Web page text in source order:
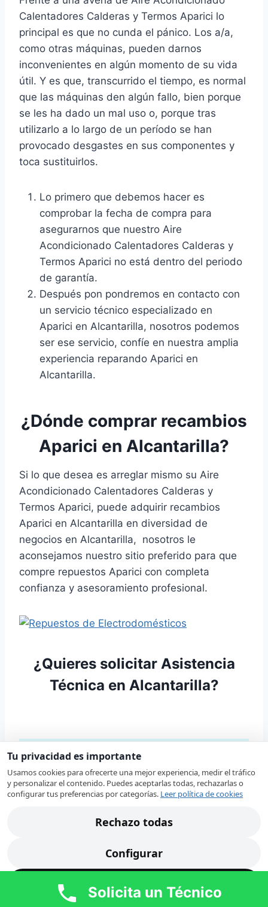
Calentadores Calderas y Termos Aparici lo
principal es que no cunda el pánico. Los a/a,
como otras máquinas, pueden darnos
inconvenientes en algún momento de su vida
útil. Y es que, transcurrido el tiempo, es normal
que las máquinas den algún fallo, bien porque
se les ha dado un mal uso o, porque tras
utilizarlo a lo largo de un período se han
provocado desgastes en sus componentes y
toca sustituirlos.
Lo primero que debemos hacer es
comprobar la fecha de compra para
asegurarnos que nuestro Aire
Acondicionado Calentadores Calderas y
Termos Aparici no está dentro del periodo
de garantía.
Después pon pondremos en contacto con
un servicio técnico especializado en
Aparici en Alcantarilla, nosotros podemos
ser ese servicio, confíe en nuestra amplia
experiencia reparando Aparici en
Alcantarilla.
¿Dónde comprar recambios
Aparici en Alcantarilla?
Si lo que desea es arreglar mismo su Aire
Acondicionado Calentadores Calderas y
Termos Aparici, puede adquirir recambios
Aparici en Alcantarilla en diversidad de
negocios en Alcantarilla, nosotros le
aconsejamos nuestro sitio preferido para que
compre repuestos Aparici con completa
confianza y asesoramiento profesional.
¿Quieres solicitar Asistencia
Técnica en Alcantarilla?
Solicitud de Asistencia Técnica
Tu nombre (requerido)
Teléfono de Contacto (requerido)
Tu privacidad es importante
Usamos cookies para ofrecerte una mejor experiencia, medir el tráfico
y personalizar el contenido. Puedes aceptarlas todas, rechazarlas o
configurar tus preferencias por categorías. Leer política de cookies
Rechazo todas
Configurar
Acepto todas
Solicita un Técnico